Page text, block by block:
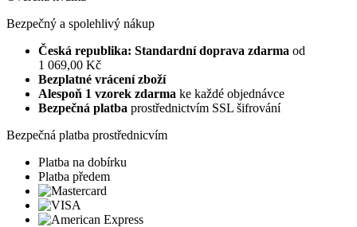
Bezpečný a spolehlivý nákup
Česká republika: Standardní doprava zdarma od
1 069,00 Kč
Bezplatné vrácení zboží
Alespoň 1 vzorek zdarma ke každé objednávce
Bezpečná platba prostřednictvím SSL šifrování
Bezpečná platba prostřednicvím
Platba na dobírku
Platba předem